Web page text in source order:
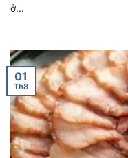
ở...
01
Th8